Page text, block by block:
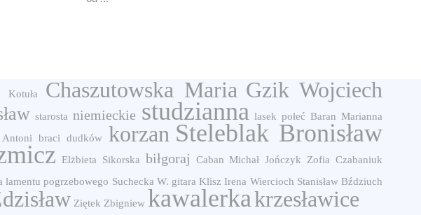
Kotuła Chaszutowska Maria Gzik Wojciech
starosta niemieckie studzianna lasek połeć Baran Marianna
braci dudków korzan Steleblak Bronisław
Elżbieta Sikorska biłgoraj Caban Michał Jończyk Zofia Czabaniuk
lamentu pogrzebowego Suchecka W. gitara Klisz Irena Wiercioch Stanisław Bździuch
Ziętek Zbigniew kawalerkakrzesławice